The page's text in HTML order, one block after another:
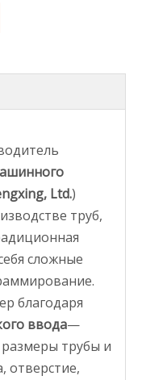
Ltd.)
труб,
сложные
благодаря
ввода—
трубы и
отверстие,